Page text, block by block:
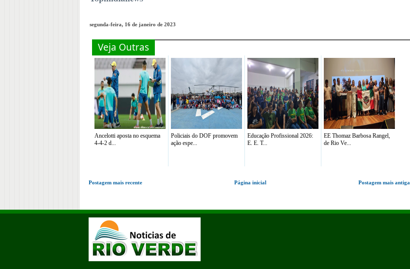
segunda-feira, 16 de janeiro de 2023
Veja Outras
Ancelotti aposta no esquema
4-4-2 d...
Policiais do DOF promovem
ação espe...
Educação Profissional 2026:
E. E. T...
EE Thomaz Barbosa Rangel,
de Rio Ve...
Postagem mais recente Postagem mais antiga
Página inicial